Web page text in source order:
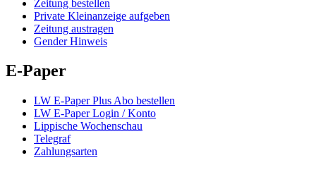
Zeitung bestellen
Private Kleinanzeige aufgeben
Zeitung austragen
Gender Hinweis
E-Paper
LW E-Paper Plus Abo bestellen
LW E-Paper Login / Konto
Lippische Wochenschau
Telegraf
Zahlungsarten